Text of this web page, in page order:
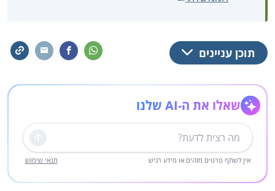
תוכן עניינים
שאלו את ה-AI שלנו
שליחה
אין לשתף פרטים מזהים או מידע רגיש תנאי שימוש